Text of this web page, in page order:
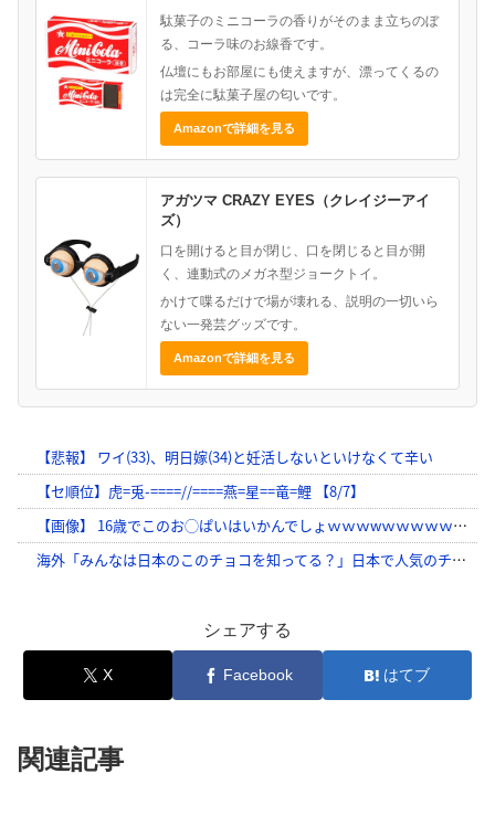
駄菓子のミニコーラの香りがそのまま立ちのぼ
る、コーラ味のお線香です。
仏壇にもお部屋にも使えますが、漂ってくるの
は完全に駄菓子屋の匂いです。
Amazonで詳細を見る
アガツマ CRAZY EYES（クレイジーアイ
ズ）
口を開けると目が閉じ、口を閉じると目が開
く、連動式のメガネ型ジョークトイ。
かけて喋るだけで場が壊れる、説明の一切いら
ない一発芸グッズです。
Amazonで詳細を見る
シェアする
X Facebook はてブ
関連記事